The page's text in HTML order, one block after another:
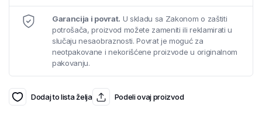
Garancija i povrat. U skladu sa Zakonom o zaštiti
potrošača, proizvod možete zameniti ili reklamirati u
slučaju nesaobraznosti. Povrat je moguć za
neotpakovane i nekorišćene proizvode u originalnom
pakovanju.
Dodaj to lista želja Podeli ovaj proizvod